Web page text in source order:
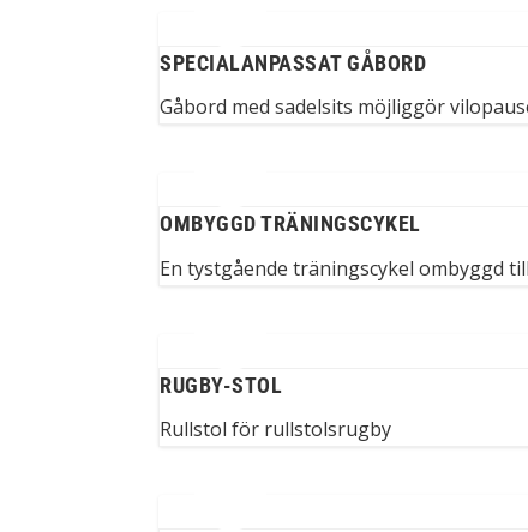
SPECIALANPASSAT GÅBORD
Gåbord med sadelsits möjliggör
OMBYGGD TRÄNINGSCYKEL
En tystgående träningscykel ombyggd
RUGBY-STOL
Rullstol för rullstolsrugby